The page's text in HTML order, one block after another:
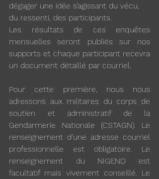
dégager une idée s’agissant du vécu,
du ressenti, des participants.
Les résultats de ces enquêtes
mensuelles seront publiés sur nos
supports et chaque participant recevra
un document détaillé par courriel.
Pour cette première, nous nous
adressons aux militaires du corps de
soutien et administratif de la
Gendarmerie Nationale (CSTAGN). Le
renseignement d’une adresse courriel
professionnelle est obligatoire. Le
renseignement du NIGEND est
facultatif mais vivement conseillé. Le